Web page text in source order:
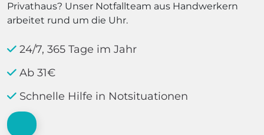
Privathaus? Unser Notfallteam aus Handwerkern
arbeitet rund um die Uhr.
24/7, 365 Tage im Jahr
Ab 31€
Schnelle Hilfe in Notsituationen